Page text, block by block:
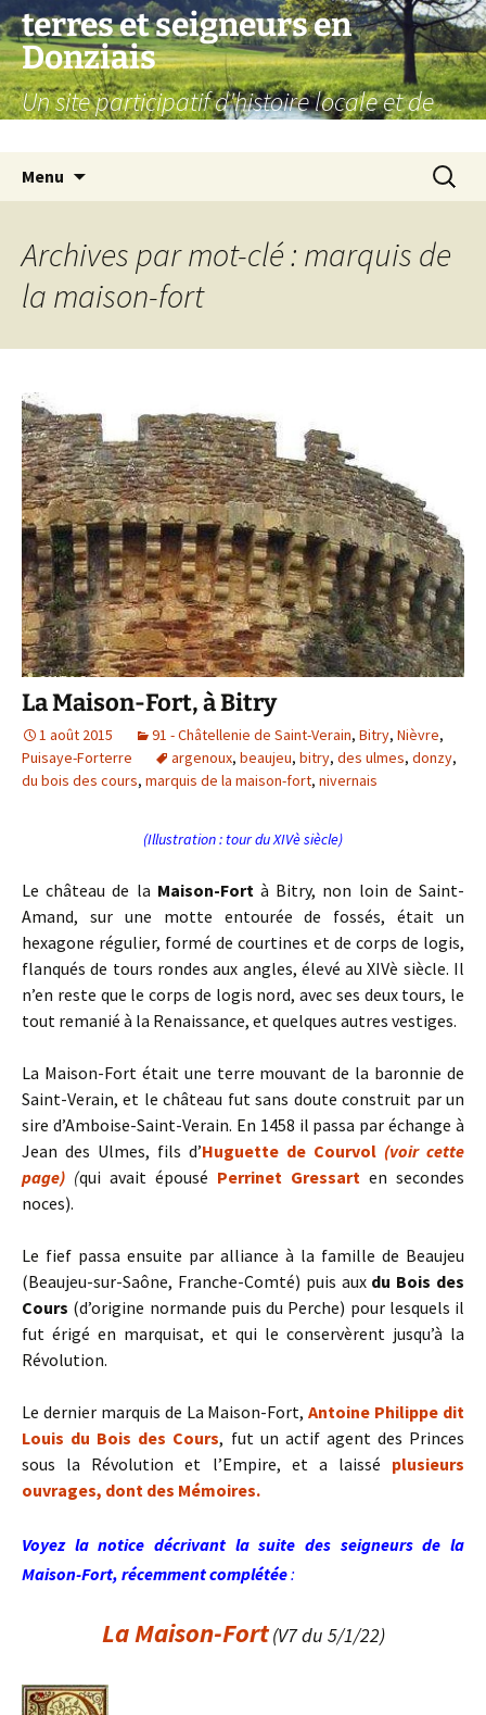
Aller
au
contenu
terres et seigneurs en
Donziais
Un site participatif d'histoire locale et de
Menu
Archives par mot-clé : marquis de
la maison-fort
La Maison-Fort, à Bitry
1 août 2015 91 - Châtellenie de Saint-Verain, Bitry, Nièvre,
Puisaye-Forterre
argenoux, beaujeu, bitry, des ulmes, donzy,
du bois des cours, marquis de la maison-fort, nivernais
(Illustration : tour du XIVè siècle)
Le château de la Maison-Fortà Bitry, non loin de Saint-
Amand, sur une motte entourée de fossés, était un
hexagone régulier, formé de courtines et de corps de logis,
flanqués de tours rondes aux angles, élevé au XIVè siècle. Il
n’en reste que le corps de logis nord, avec ses deux tours, le
tout remanié à la Renaissance, et quelques autres vestiges.
La Maison-Fort était une terre mouvant de la baronnie de
Saint-Verain, et le château fut sans doute construit par un
sire d’Amboise-Saint-Verain. En 1458 il passa par échange à
Jean des Ulmes, fils d’Huguette de Courvol (voir cette
page) (qui avait épousé Perrinet Gressart en secondes
noces).
Le fief passa ensuite par alliance à la famille de Beaujeu
(Beaujeu-sur-Saône, Franche-Comté) puis aux du Bois des
Cours (d’origine normande puis du Perche) pour lesquels il
fut érigé en marquisat, et qui le conservèrent jusqu’à la
Révolution.
Le dernier marquis de La Maison-Fort,Antoine Philippe dit
Louis du Bois des Cours, fut un actif agent des Princes
sous la Révolution et l’Empire, et a laissé plusieurs
ouvrages, dont des Mémoires.
Voyez la notice décrivant la suite des seigneurs de la
Maison-Fort, récemment complétée:
La Maison-Fort(V7 du 5/1/22)